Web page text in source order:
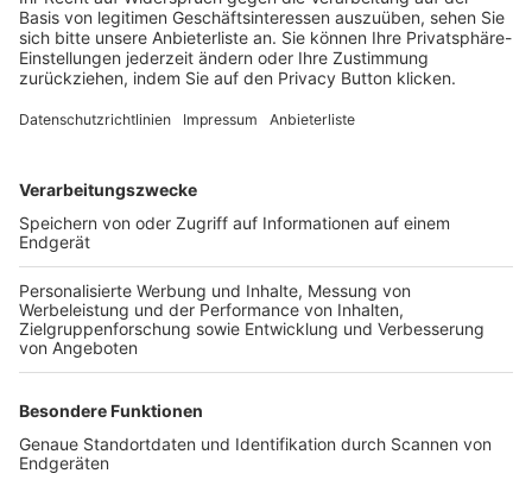
Login SpielPlus
FOLGE DEM BFV
TOP-VEREINE
TOP-PARTNER